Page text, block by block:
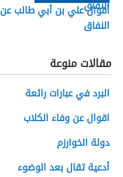
أقوال علي بن أبي طالب عن
النفاق
مقالات منوعة
البرد في عبارات رائعة
اقوال عن وفاء الكلاب
دولة الخوارزم
أدعية تقال بعد الوضوء